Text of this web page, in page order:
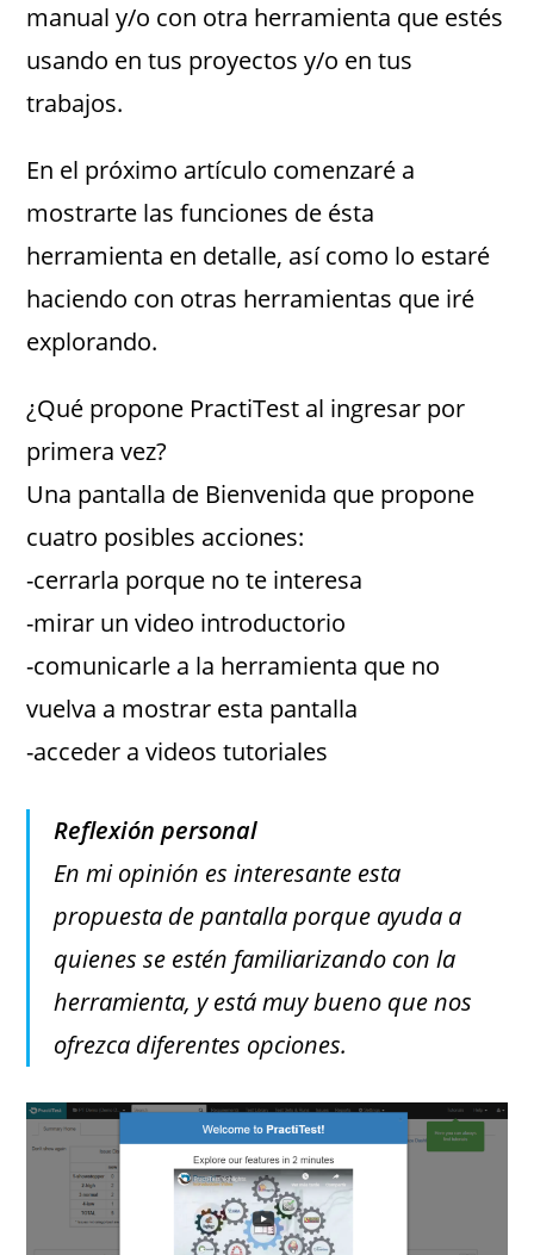
manual y/o con otra herramienta que estés
usando en tus proyectos y/o en tus
trabajos.
En el próximo artículo comenzaré a
mostrarte las funciones de ésta
herramienta en detalle, así como lo estaré
haciendo con otras herramientas que iré
explorando.
¿Qué propone PractiTest al ingresar por
primera vez?
Una pantalla de Bienvenida que propone
cuatro posibles acciones:
-cerrarla porque no te interesa
-mirar un video introductorio
-comunicarle a la herramienta que no
vuelva a mostrar esta pantalla
-acceder a videos tutoriales
Reflexión personal
En mi opinión es interesante esta
propuesta de pantalla porque ayuda a
quienes se estén familiarizando con la
herramienta, y está muy bueno que nos
ofrezca diferentes opciones.